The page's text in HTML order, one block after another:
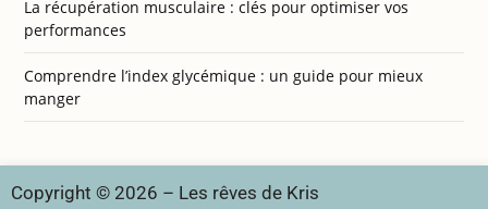
La récupération musculaire : clés pour optimiser vos
performances
Comprendre l’index glycémique : un guide pour mieux
manger
Copyright © 2026 – Les rêves de Kris